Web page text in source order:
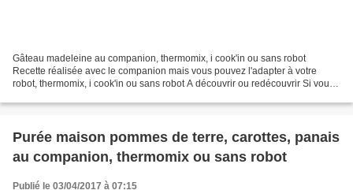
Gâteau madeleine au companion, thermomix, i cook'in ou sans robot
Recette réalisée avec le companion mais vous pouvez l'adapter à votre
robot, thermomix, i cook'in ou sans robot A découvrir ou redécouvrir Si vous
Purée maison pommes de terre, carottes, panais
au companion, thermomix ou sans robot
Publié le 03/04/2017 à 07:15